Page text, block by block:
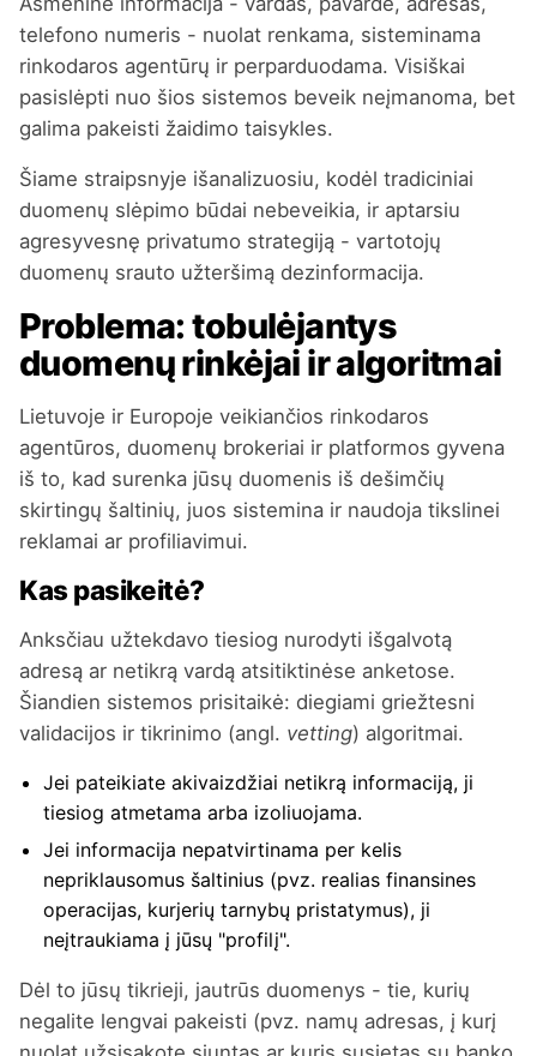
telefono numeris - nuolat renkama, sisteminama
rinkodaros agentūrų ir perparduodama. Visiškai
pasislėpti nuo šios sistemos beveik neįmanoma, bet
galima pakeisti žaidimo taisykles.
Šiame straipsnyje išanalizuosiu, kodėl tradiciniai
duomenų slėpimo būdai nebeveikia, ir aptarsiu
agresyvesnę privatumo strategiją - vartotojų
duomenų srauto užteršimą dezinformacija.
Problema: tobulėjantys
duomenų rinkėjai ir algoritmai
Lietuvoje ir Europoje veikiančios rinkodaros
agentūros, duomenų brokeriai ir platformos gyvena
iš to, kad surenka jūsų duomenis iš dešimčių
skirtingų šaltinių, juos sistemina ir naudoja tikslinei
reklamai ar profiliavimui.
Kas pasikeitė?
Anksčiau užtekdavo tiesiog nurodyti išgalvotą
adresą ar netikrą vardą atsitiktinėse anketose.
Šiandien sistemos prisitaikė: diegiami griežtesni
validacijos ir tikrinimo (angl. vetting) algoritmai.
Jei pateikiate akivaizdžiai netikrą informaciją, ji
tiesiog atmetama arba izoliuojama.
Jei informacija nepatvirtinama per kelis
nepriklausomus šaltinius (pvz. realias finansines
operacijas, kurjerių tarnybų pristatymus), ji
neįtraukiama į jūsų "profilį".
Dėl to jūsų tikrieji, jautrūs duomenys - tie, kurių
negalite lengvai pakeisti (pvz. namų adresas, į kurį